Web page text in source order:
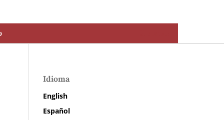
Idioma
English
Español